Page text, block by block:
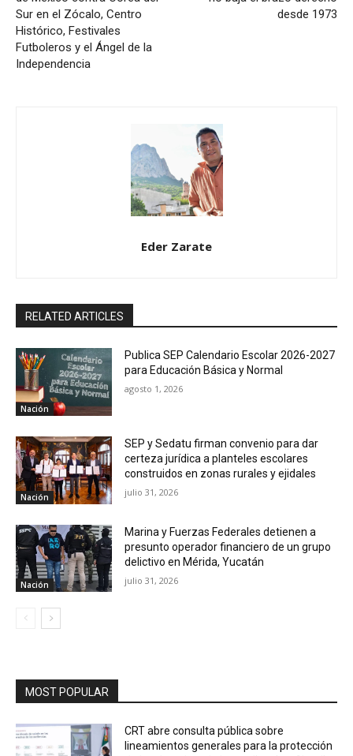
Sur en el Zócalo, Centro
Histórico, Festivales
Futboleros y el Ángel de la
Independencia
desde 1973
Eder Zarate
RELATED ARTICLES
Nación
Publica SEP Calendario Escolar 2026-2027
para Educación Básica y Normal
agosto 1, 2026
Nación
SEP y Sedatu firman convenio para dar
certeza jurídica a planteles escolares
construidos en zonas rurales y ejidales
julio 31, 2026
Nación
Marina y Fuerzas Federales detienen a
presunto operador financiero de un grupo
delictivo en Mérida, Yucatán
julio 31, 2026
MOST POPULAR
CRT abre consulta pública sobre
lineamientos generales para la protección